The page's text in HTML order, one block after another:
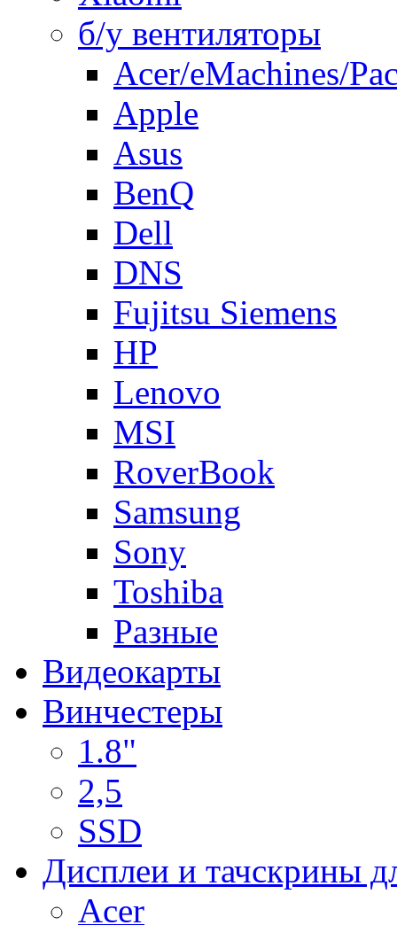
б/у вентиляторы
Acer/eMachines/
Apple
Asus
BenQ
Dell
DNS
Fujitsu Siemens
HP
Lenovo
MSI
RoverBook
Samsung
Sony
Toshiba
Разные
Видеокарты
Винчестеры
1.8"
2,5
SSD
Дисплеи и тачскрины
Acer